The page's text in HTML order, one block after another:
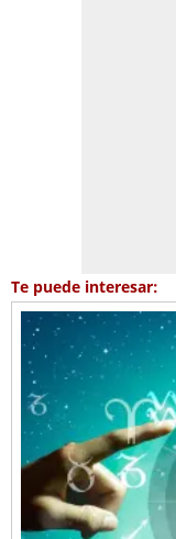
Te puede interesar: